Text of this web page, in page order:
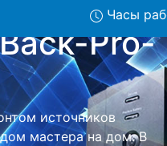
Часы
1500 с
центр и обратно - с
ИБП для дальнейшего